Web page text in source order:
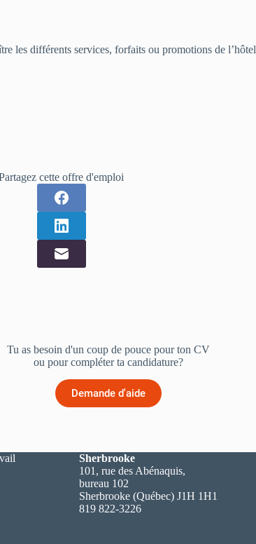
les différents services, forfaits ou promotions de l’hôtel
cette offre d'emploi
Tu as besoin d'un coup de pouce pour ton CV
ou pour compléter ta candidature?
Demande d'aide
Sherbrooke
101, rue des Abénaquis,
bureau 102
Sherbrooke (Québec) J1H 1H1
819 822-3226